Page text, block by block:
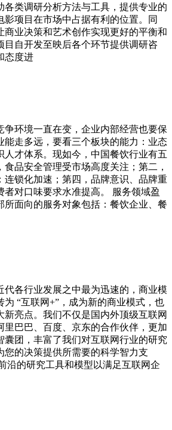
各类调研分析方法与工具，提供专业的
影项目在市场中占据有利的位置。同
商业决策和艺术创作实现更好的平衡和
目自开发至映后各个环节提供调研咨
态度进
争环境一直在变，企业内部经营也要保
能走多远，要看三个板块的能力：业态
人才体系。现如今，中国餐饮行业有五
品安全管理受市场高度关注；第二，
连锁化加速；第四，品牌意识、品牌重
者对口味要求水准提高。 服务领域盈
所面向的服务对象包括：餐饮企业、餐
代各行业发展之中最为迅速的，商业模
“互联网+”，成为新的商业模式，也
新亮点。我们不仅是国内外顶级互联网
里巴巴、百度、京东的合作伙伴，更加
囊团，丰富了我们对互联网行业的研究
您的决策提供所需要的科学智力支
沿的研究工具和模型以满足互联网企